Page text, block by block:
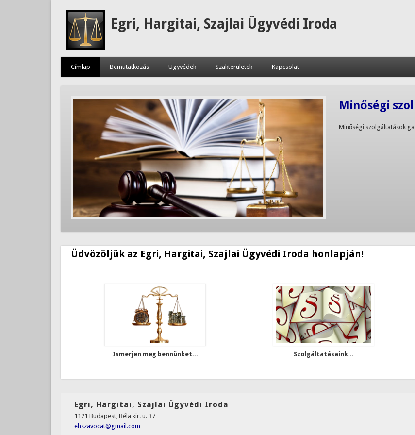
Egri, Hargitai, Szajlai Ügyvédi Iroda
Címlap Bemutatkozás Ügyvédek Szakterületek Kapcsolat
Minőségi
Minőségi szolgáltatások
Üdvözöljük az Egri, Hargitai, Szajlai Ügyvédi Iroda honlapján!
Ismerjen meg bennünket... Szolgáltatásaink...
Egri, Hargitai, Szajlai Ügyvédi Iroda
1121 Budapest, Béla kir. u. 37
ehszavocat@gmail.com